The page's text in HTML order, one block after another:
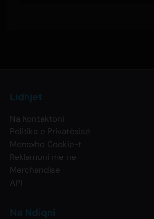
Lidhjet
Na Kontaktoni
Politika e Privatësisë
Menaxho Cookie-t
Reklamoni me ne
Merchandise
API
Na Ndiqni